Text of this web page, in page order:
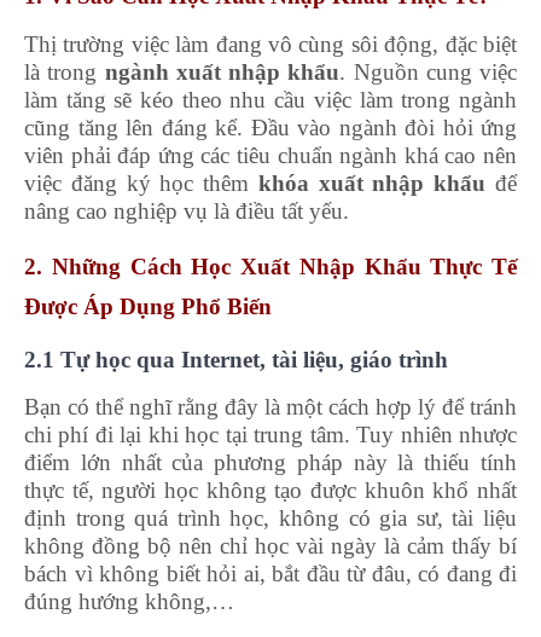
Thị trường việc làm đang vô cùng sôi động, đặc biệt
là trong ngành xuất nhập khẩu. Nguồn cung việc
làm tăng sẽ kéo theo nhu cầu việc làm trong ngành
cũng tăng lên đáng kể. Đầu vào ngành đòi hỏi ứng
viên phải đáp ứng các tiêu chuẩn ngành khá cao nên
việc đăng ký học thêm khóa xuất nhập khẩu để
nâng cao nghiệp vụ là điều tất yếu.
2. Những Cách Học Xuất Nhập Khẩu Thực Tế
Được Áp Dụng Phổ Biến
2.1 Tự học qua Internet, tài liệu, giáo trình
Bạn có thể nghĩ rằng đây là một cách hợp lý để tránh
chi phí đi lại khi học tại trung tâm. Tuy nhiên nhược
điểm lớn nhất của phương pháp này là thiếu tính
thực tế, người học không tạo được khuôn khổ nhất
định trong quá trình học, không có gia sư, tài liệu
không đồng bộ nên chỉ học vài ngày là cảm thấy bí
bách vì không biết hỏi ai, bắt đầu từ đâu, có đang đi
đúng hướng không,…